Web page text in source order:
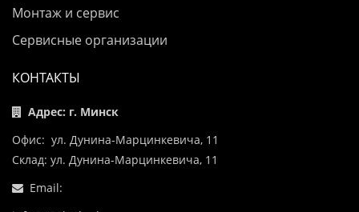
Монтаж и сервис
Сервисные организации
КОНТАКТЫ
Адрес: г. Минск
Офис: ул. Дунина-Марцинкевича, 11
Склад: ул. Дунина-Марцинкевича, 11
Email: